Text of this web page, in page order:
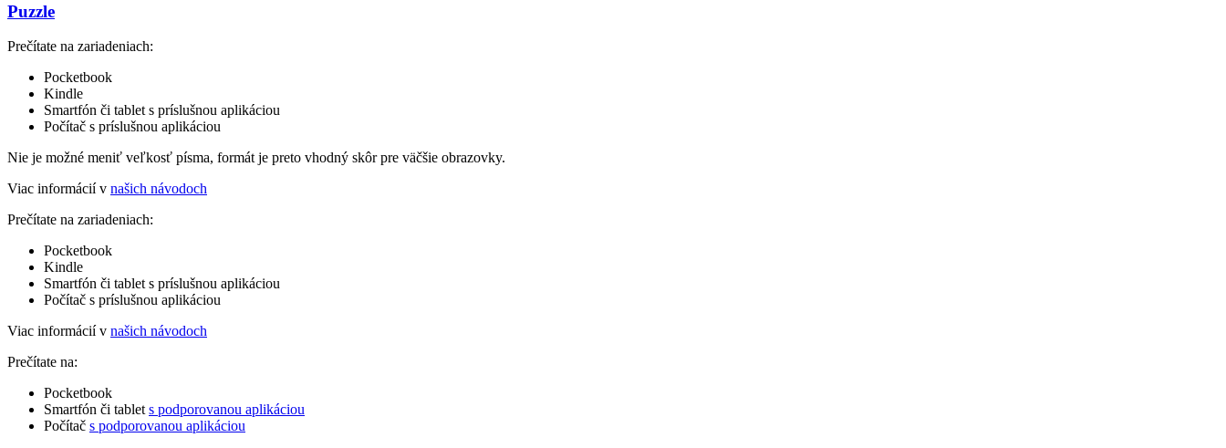
Puzzle
Prečítate na zariadeniach:
Pocketbook
Kindle
Smartfón či tablet s príslušnou aplikáciou
Počítač s príslušnou aplikáciou
Nie je možné meniť veľkosť písma, formát je preto vhodný skôr pre väčšie obrazovky.
Viac informácií v našich návodoch
Prečítate na zariadeniach:
Pocketbook
Kindle
Smartfón či tablet s príslušnou aplikáciou
Počítač s príslušnou aplikáciou
Viac informácií v našich návodoch
Prečítate na:
Pocketbook
Smartfón či tablet s podporovanou aplikáciou
Počítač s podporovanou aplikáciou